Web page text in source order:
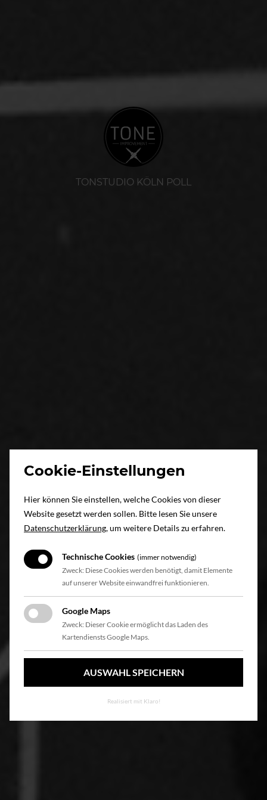
TONSTUDIO KÖLN POLL
Cookie-Einstellungen
Hier können Sie einstellen, welche Cookies von dieser
Website gesetzt werden sollen. Bitte lesen Sie unsere
Datenschutzerklärung, um weitere Details zu erfahren.
Technische Cookies (immer notwendig)
Zweck: Diese Cookies werden benötigt, damit Elemente
auf unserer Website einwandfrei funktionieren.
Google Maps
Zweck: Dieser Cookie ermöglicht das Laden des
Kartendiensts Google Maps.
AUSWAHL SPEICHERN
Realisiert mit Klaro!